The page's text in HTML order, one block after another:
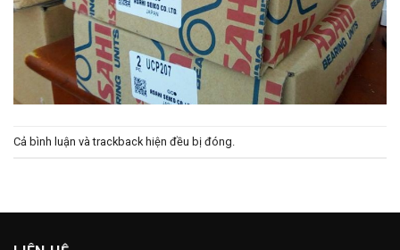
Cả bình luận và trackback hiện đều bị đóng.